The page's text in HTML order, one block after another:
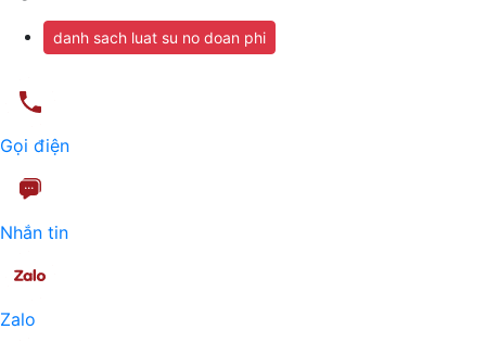
danh sach luat su no doan phi
Gọi điện
Nhắn tin
Zalo